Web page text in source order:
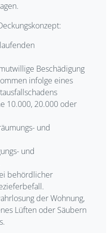
Beschädigung
infolge eines
10.000, 20.000 oder
und
und
behördlicher
der Wohnung,
Lüften oder Säubern